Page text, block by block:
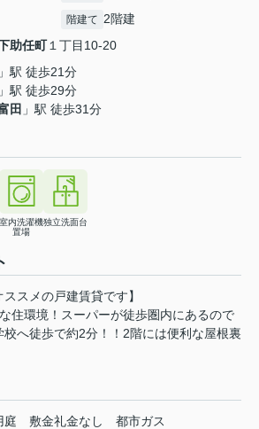
階建て 2階建
助任町１丁目10-20
」駅 徒歩21分
」駅 徒歩29分
田 」駅 徒歩31分
室内洗濯機
置場
独立洗面台
スメの戸建賃貸です】
住環境！スーパーが徒歩圏内にあるので
へ徒歩で約2分！！2階には便利な屋根裏
庭 敷金礼金なし 都市ガス